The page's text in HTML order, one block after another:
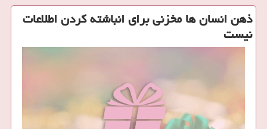
ذهن انسان ها مخزنی برای انباشته كردن اطلاعات
نیست